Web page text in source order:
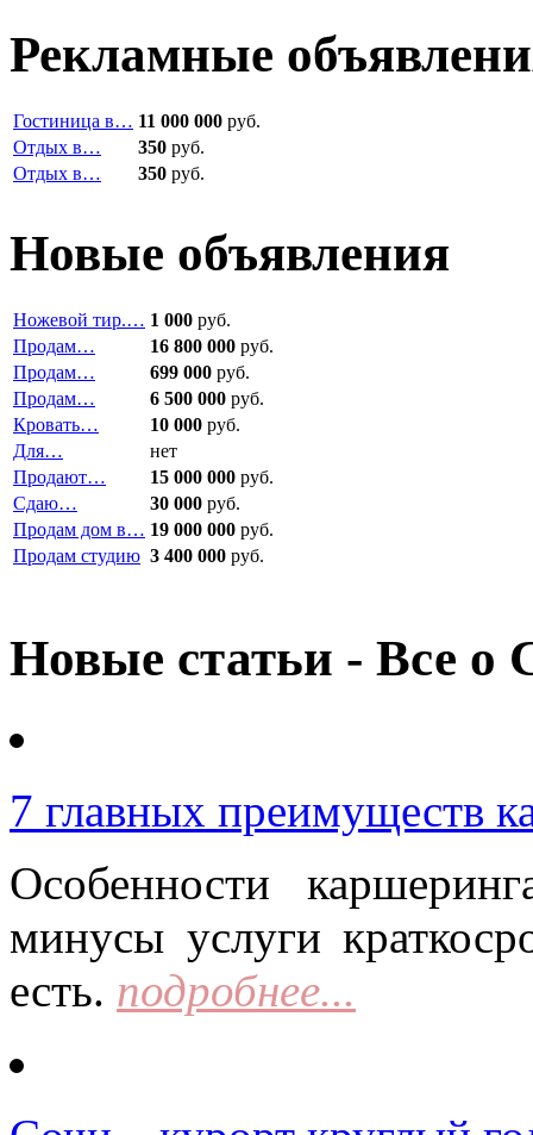
Рекламные
Гостиница в… 11 000 000 руб.
Отдых в…
350 руб.
Отдых в…
350 руб.
Новые объявления
Ножевой тир.… 1 000 руб.
Продам…
16 800 000 руб.
Продам…
699 000 руб.
Продам…
6 500 000 руб.
Кровать…
10 000 руб.
Для…
нет
Продают…
15 000 000 руб.
Сдаю…
30 000 руб.
Продам дом в… 19 000 000 руб.
Продам студию 3 400 000 руб.
Новые статьи - Все о
7 главных преимуществ
Особенности
минусы услуги
есть. подробнее...